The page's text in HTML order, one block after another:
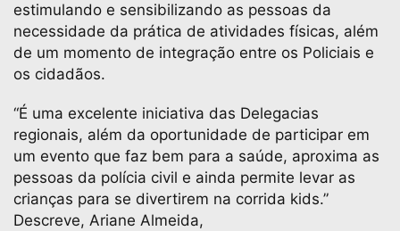
estimulando e sensibilizando as pessoas da
necessidade da prática de atividades físicas, além
de um momento de integração entre os Policiais e
os cidadãos.
“É uma excelente iniciativa das Delegacias
regionais, além da oportunidade de participar em
um evento que faz bem para a saúde, aproxima as
pessoas da polícia civil e ainda permite levar as
crianças para se divertirem na corrida kids.”
Descreve, Ariane Almeida,